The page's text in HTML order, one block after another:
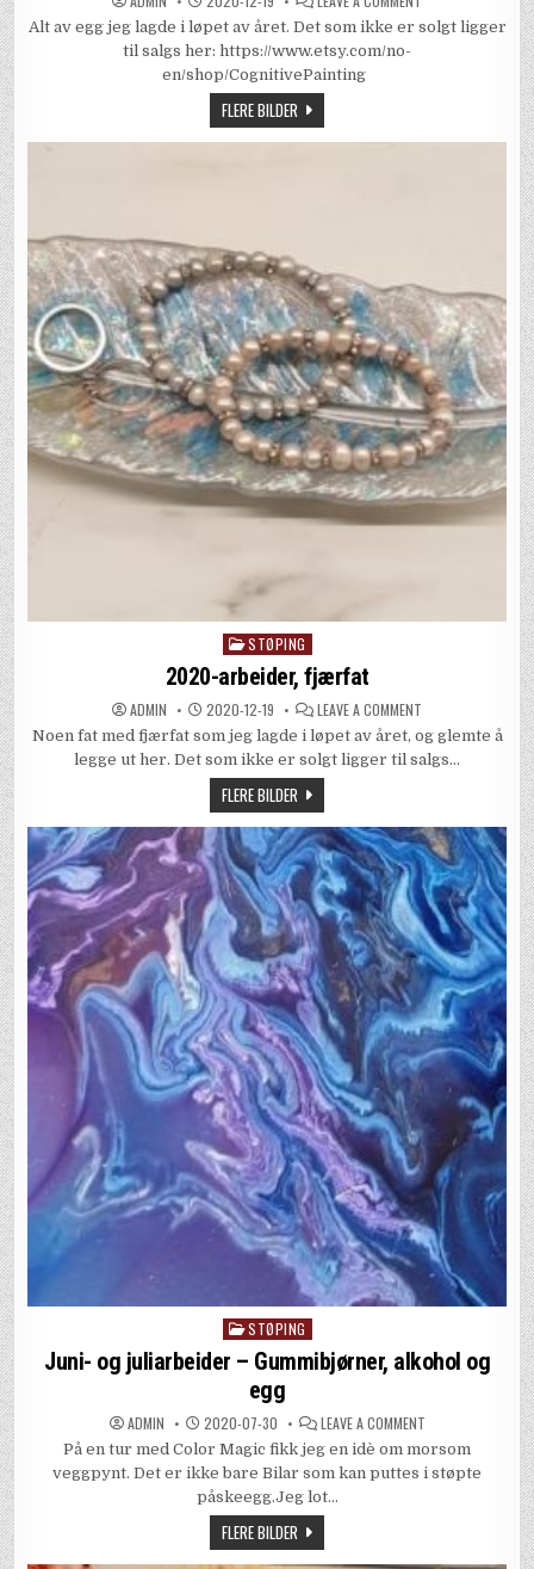
ARBEIDER,
Alt av egg jeg lagde i løpet av året. Det som ikke er solgt ligger
til salgs her: https://www.etsy.com/no-
en/shop/CognitivePainting
FLERE BILDER
Posted
in
STØPING
2020-arbeider, fjærfat
ADMIN 2020-12-19 LEAVE A COMMENT
ARBEIDER,
FJÆRFAT
Noen fat med fjærfat som jeg lagde i løpet av året, og glemte å
legge ut her. Det som ikke er solgt ligger til salgs…
FLERE BILDER
Posted
STØPING
Juni- og juliarbeider – Gummibjørner, alkohol og
egg
ADMIN 2020-07-30 LEAVE A COMMENTON
OG
JULIARBEIDER
–
På en tur med Color Magic fikk jeg en idè om morsom
veggpynt. Det er ikke bare Bilar som kan puttes i støpte
påskeegg.Jeg lot…
FLERE BILDER